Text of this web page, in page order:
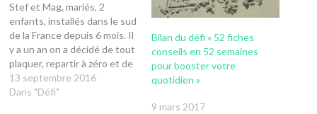
Stef et Mag, mariés, 2
enfants, installés dans le sud
de la France depuis 6 mois. Il
y a un an on a décidé de tout
plaquer, repartir à zéro et de
nous installer à 650km de
nos racines, de nos familles
13 septembre 2016
Dans "Défi"
Bilan du défi « 52 fiches
conseils en 52 semaines
pour booster votre
quotidien »
9 mars 2017